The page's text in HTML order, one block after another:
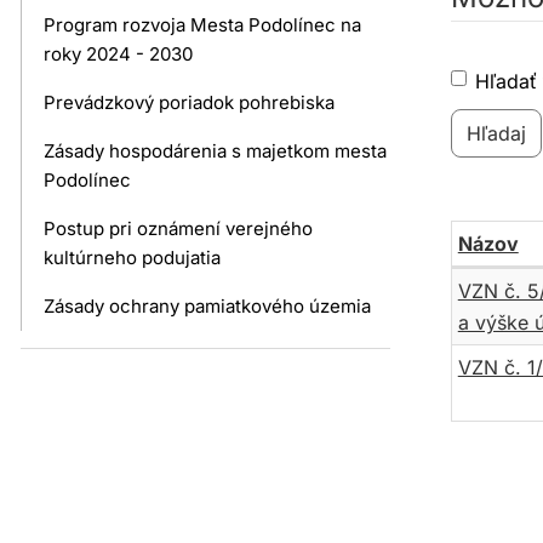
Program rozvoja Mesta Podolínec na
roky 2024 - 2030
Prevádzkový poriadok pohrebiska
Zásady hospodárenia s majetkom mesta
Podolínec
Postup pri oznámení verejného
kultúrneho podujatia
Zásady ochrany pamiatkového územia
Hľadať
záväzné
Názov
VZN č.
a výške
VZN č.